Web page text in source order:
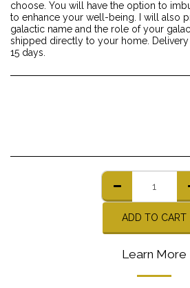
choose. You will have the option to
to enhance your well-being. I will also
galactic name and the role of your
shipped directly to your home. Delivery
15 days.
ADD TO CART
Learn More